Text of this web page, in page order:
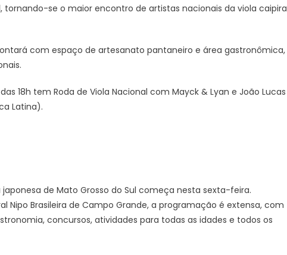
se o maior encontro de artistas nacionais da viola caipira
com espaço de artesanato pantaneiro e área gastronômica,
18h tem Roda de Viola Nacional com Mayck & Lyan e João Lucas
Latina).
de Mato Grosso do Sul começa nesta sexta-feira.
Nipo Brasileira de Campo Grande, a programação é extensa, com
concursos, atividades para todas as idades e todos os